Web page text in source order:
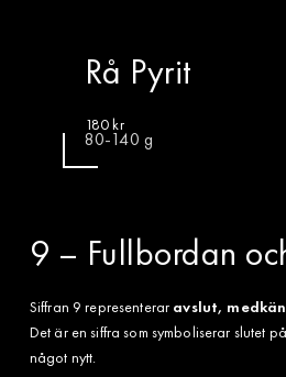
Rå Pyrit
180kr
80-140 g
9 – Fullbordan
Siffran 9 representerar avslut,
Det är en siffra som symboliserar slutet
något nytt.